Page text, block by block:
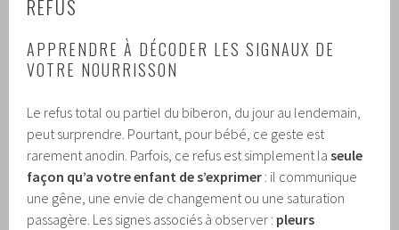
REFUS
APPRENDRE À DÉCODER LES SIGNAUX DE
VOTRE NOURRISSON
Le refus total ou partiel du biberon, du jour au lendemain,
peut surprendre. Pourtant, pour bébé, ce geste est
rarement anodin. Parfois, ce refus est simplement laseule
façon qu’a votre enfant de s’exprimer : il communique
une gêne, une envie de changement ou une saturation
passagère. Les signes associés à observer : pleurs